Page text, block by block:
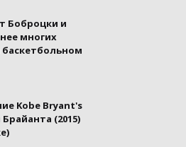
Боброцки и
многих
Kobe Bryant's
(2015)